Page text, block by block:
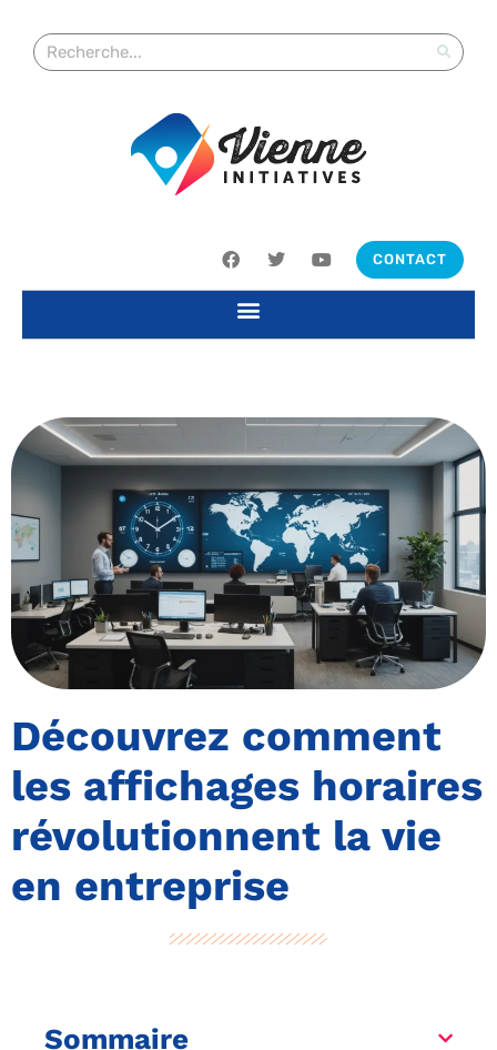
CONTACT
Découvrez comment
les affichages horaires
révolutionnent la vie
en entreprise
Sommaire